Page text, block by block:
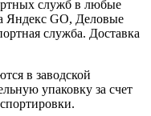
служб в любые
Яндекс GO, Деловые
служба. Доставка
в заводской
упаковку за счет